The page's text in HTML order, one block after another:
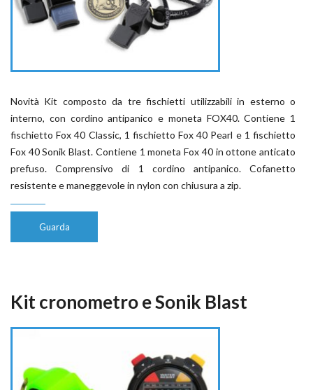
Novità Kit composto da tre fischietti utilizzabili in esterno o
interno, con cordino antipanico e moneta FOX40. Contiene 1
fischietto Fox 40 Classic, 1 fischietto Fox 40 Pearl e 1 fischietto
Fox 40 Sonik Blast. Contiene 1 moneta Fox 40 in ottone anticato
prefuso. Comprensivo di 1 cordino antipanico. Cofanetto
resistente e maneggevole in nylon con chiusura a zip.
Guarda
Kit cronometro e Sonik Blast